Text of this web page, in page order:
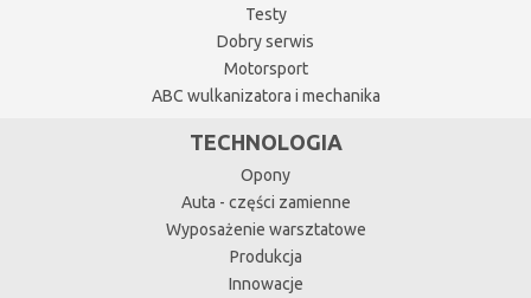
Testy
Dobry serwis
Motorsport
ABC wulkanizatora i mechanika
TECHNOLOGIA
Opony
Auta - części zamienne
Wyposażenie warsztatowe
Produkcja
Innowacje